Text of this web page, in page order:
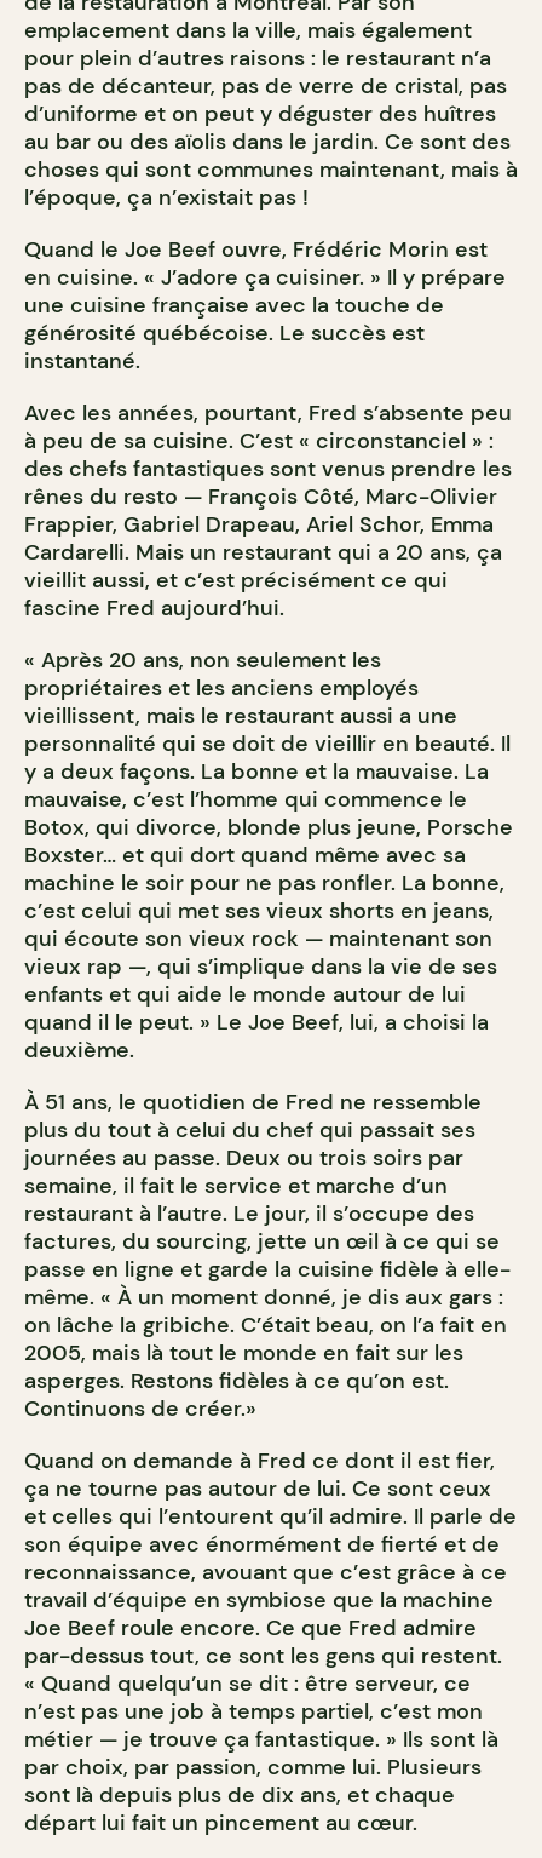
emplacement dans la ville, mais également
pour plein d’autres raisons : le restaurant n’a
pas de décanteur, pas de verre de cristal, pas
d’uniforme et on peut y déguster des huîtres
au bar ou des aïolis dans le jardin. Ce sont des
choses qui sont communes maintenant, mais à
l’époque, ça n’existait pas !
Quand le Joe Beef ouvre, Frédéric Morin est
en cuisine. « J’adore ça cuisiner. » Il y prépare
une cuisine française avec la touche de
générosité québécoise. Le succès est
instantané.
Avec les années, pourtant, Fred s’absente peu
à peu de sa cuisine. C’est « circonstanciel » :
des chefs fantastiques sont venus prendre les
rênes du resto — François Côté, Marc-Olivier
Frappier, Gabriel Drapeau, Ariel Schor, Emma
Cardarelli. Mais un restaurant qui a 20 ans, ça
vieillit aussi, et c’est précisément ce qui
fascine Fred aujourd’hui.
« Après 20 ans, non seulement les
propriétaires et les anciens employés
vieillissent, mais le restaurant aussi a une
personnalité qui se doit de vieillir en beauté. Il
y a deux façons. La bonne et la mauvaise. La
mauvaise, c’est l’homme qui commence le
Botox, qui divorce, blonde plus jeune, Porsche
Boxster… et qui dort quand même avec sa
machine le soir pour ne pas ronfler. La bonne,
c’est celui qui met ses vieux shorts en jeans,
qui écoute son vieux rock — maintenant son
vieux rap —, qui s’implique dans la vie de ses
enfants et qui aide le monde autour de lui
quand il le peut. » Le Joe Beef, lui, a choisi la
deuxième.
À 51 ans, le quotidien de Fred ne ressemble
plus du tout à celui du chef qui passait ses
journées au passe. Deux ou trois soirs par
semaine, il fait le service et marche d’un
restaurant à l’autre. Le jour, il s’occupe des
factures, du sourcing, jette un œil à ce qui se
passe en ligne et garde la cuisine fidèle à elle-
même. « À un moment donné, je dis aux gars :
on lâche la gribiche. C’était beau, on l’a fait en
2005, mais là tout le monde en fait sur les
asperges. Restons fidèles à ce qu’on est.
Continuons de créer.»
Quand on demande à Fred ce dont il est fier,
ça ne tourne pas autour de lui. Ce sont ceux
et celles qui l’entourent qu’il admire. Il parle de
son équipe avec énormément de fierté et de
reconnaissance, avouant que c’est grâce à ce
travail d’équipe en symbiose que la machine
Joe Beef roule encore. Ce que Fred admire
par-dessus tout, ce sont les gens qui restent.
« Quand quelqu’un se dit : être serveur, ce
n’est pas une job à temps partiel, c’est mon
métier — je trouve ça fantastique. » Ils sont là
par choix, par passion, comme lui. Plusieurs
sont là depuis plus de dix ans, et chaque
départ lui fait un pincement au cœur.